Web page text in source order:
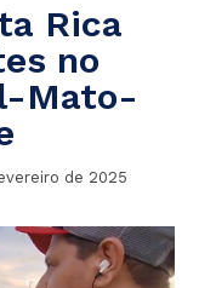
Rica
no
Mato-
de 2025